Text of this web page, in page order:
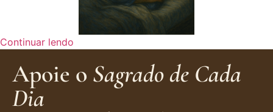
Continuar lendo
Apoie o Sagrado de Cada
Dia